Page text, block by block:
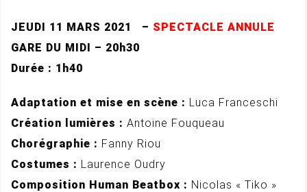
JEUDI 11 MARS 2021 – SPECTACLE ANNULE
GARE DU MIDI – 20h30
Durée : 1h40
Adaptation et mise en scène : Luca Franceschi
Création lumières : Antoine Fouqueau
Chorégraphie : Fanny Riou
Costumes : Laurence Oudry
Composition Human Beatbox : Nicolas « Tiko »